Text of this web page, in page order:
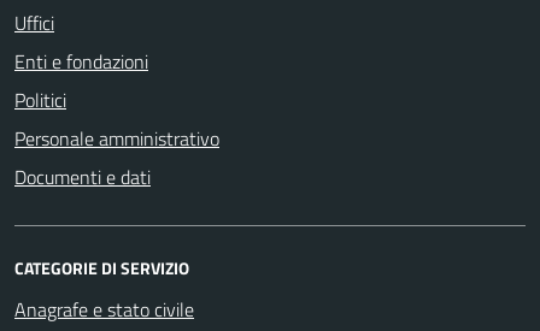
Uffici
Enti e fondazioni
Politici
Personale amministrativo
Documenti e dati
CATEGORIE DI SERVIZIO
Anagrafe e stato civile